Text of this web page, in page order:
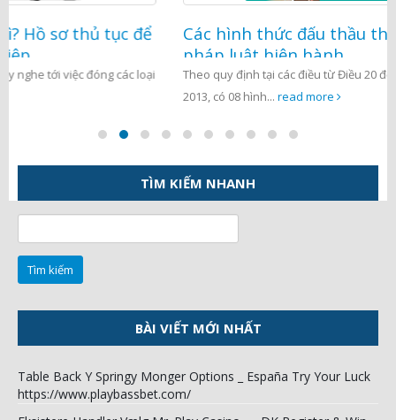
Các hình thức đấu thầu theo quy định của
pháp luật hiện hành
Theo quy định tại các điều từ Điều 20 đến Điều 27 Luật Đấu thầu
TÌM KIẾM NHANH
kiếm
cho:
BÀI VIẾT MỚI NHẤT
Table Back Y Springy Monger Options _ España Try Your Luck
https://www.playbassbet.com/